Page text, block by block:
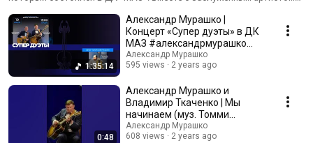
зрителей в зале своим талантом и творческой энергией.
1:35:14
Александр Мурашко |
Концерт «Супер дуэты» в ДК
МАЗ #александрмурашко
#владимирткаченко
Александр Мурашко
595 views
2 years ago
0:48
Александр Мурашко и
Владимир Ткаченко | Мы
начинаем (муз. Томми
Эммануэль)
Александр Мурашко
608 views
2 years ago